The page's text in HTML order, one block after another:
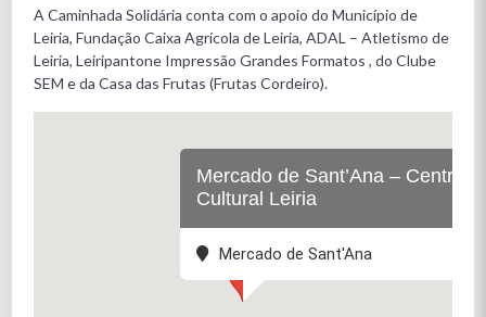
A Caminhada Solidária conta com o apoio do Município de
Leiria, Fundação Caixa Agrícola de Leiria, ADAL – Atletismo de
Leiria, Leiripantone Impressão Grandes Formatos , do Clube
SEM e da Casa das Frutas (Frutas Cordeiro).
Mercado de Sant’Ana – Centro
Cultural Leiria
Mercado de Sant'Ana